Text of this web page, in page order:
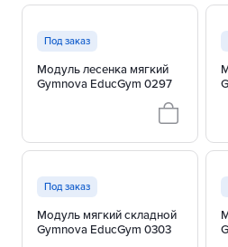
Под заказ
Модуль лесенка мягкий
Gymnova EducGym 0297
Под заказ
Модуль мягкий складной
Gymnova EducGym 0303